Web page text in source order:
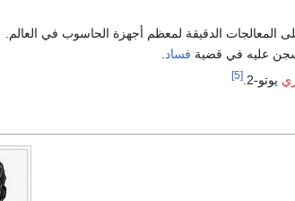
المعالجات الدقيقة لمعظم أجهزة الحاسوب في العالم.
عليه في قضية فساد
يوتو-2. [5]